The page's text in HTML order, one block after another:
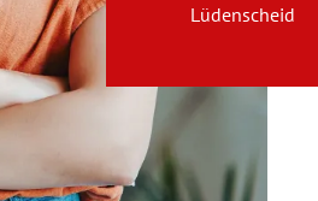
Lüdenscheid